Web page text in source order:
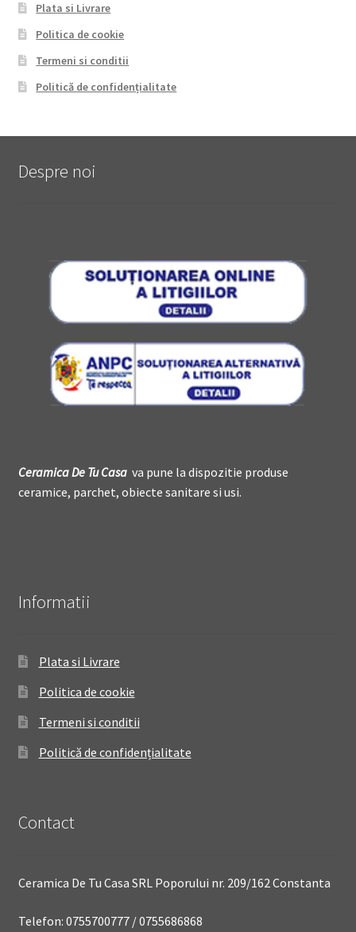
Plata si Livrare
Politica de cookie
Termeni si conditii
Politică de confidențialitate
Despre noi
Ceramica DeTu Casava pune la dispozitie produse
ceramice, parchet, obiecte sanitare si usi.
Informatii
Plata si Livrare
Politica de cookie
Termeni si conditii
Politică de confidențialitate
Contact
Ceramica De Tu Casa SRL Poporului nr. 209/162 Constanta
Telefon: 0755700777 / 0755686868